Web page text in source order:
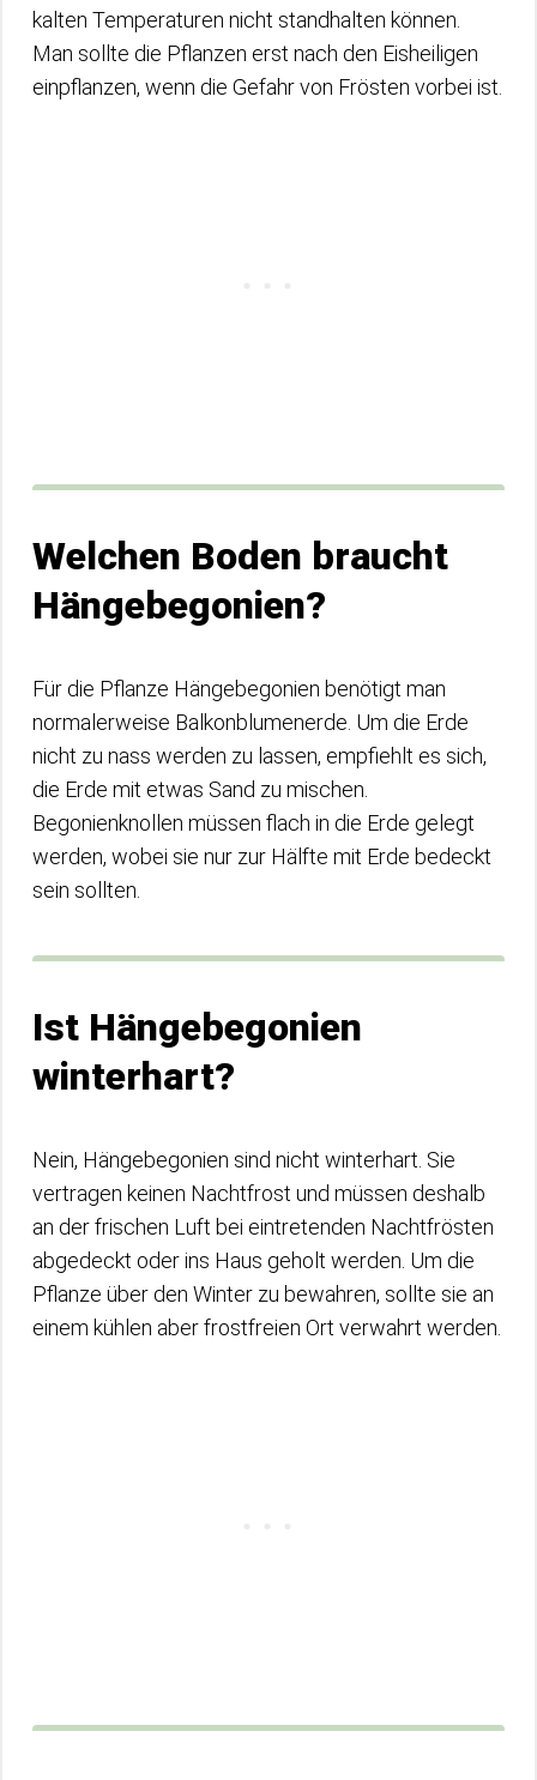
kalten Temperaturen nicht standhalten können.
Man sollte die Pflanzen erst nach den Eisheiligen
einpflanzen, wenn die Gefahr von Frösten vorbei ist.
Welchen Boden braucht
Hängebegonien?
Für die Pflanze Hängebegonien benötigt man
normalerweise Balkonblumenerde. Um die Erde
nicht zu nass werden zu lassen, empfiehlt es sich,
die Erde mit etwas Sand zu mischen.
Begonienknollen müssen flach in die Erde gelegt
werden, wobei sie nur zur Hälfte mit Erde bedeckt
sein sollten.
Ist Hängebegonien
winterhart?
Nein, Hängebegonien sind nicht winterhart. Sie
vertragen keinen Nachtfrost und müssen deshalb
an der frischen Luft bei eintretenden Nachtfrösten
abgedeckt oder ins Haus geholt werden. Um die
Pflanze über den Winter zu bewahren, sollte sie an
einem kühlen aber frostfreien Ort verwahrt werden.